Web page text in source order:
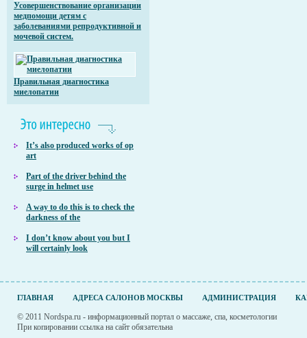
Усовершенствование организации
медпомощи детям с
заболеваниями репродуктивной и
мочевой систем.
Правильная диагностика
миелопатии
It’s also produced works of op
art
Part of the driver behind the
surge in helmet use
A way to do this is to check the
darkness of the
I don’t know about you but I
will certainly look
ГЛАВНАЯ АДРЕСА САЛОНОВ МОСКВЫ АДМИНИСТРАЦИЯ
© 2011 Nordspa.ru - информационный портал о массаже, спа, косметологии
При копировании ссылка на сайт обязательна